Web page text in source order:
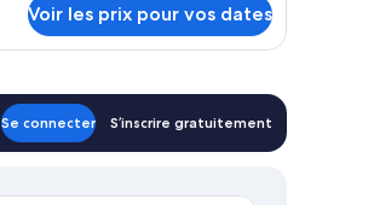
Voir les prix pour vos dates
Se connecter S’inscrire gratuitement